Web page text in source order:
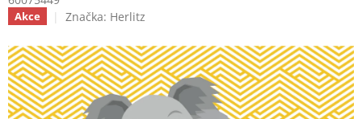
Akce Značka: Herlitz